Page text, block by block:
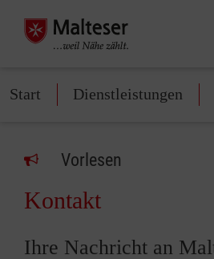
Start Dienstleistungen
Vorlesen
Kontakt
Ihre Nachricht an